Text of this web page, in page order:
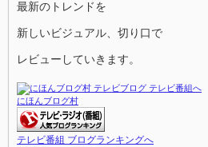
最新のトレンドを
新しいビジュアル、切り口で
レビューしていきます。
にほんブログ村
テレビ番組 ブログランキングへ